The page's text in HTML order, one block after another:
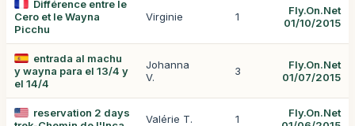
Différence entre le
Cero et le Wayna
Picchu
Virginie 1
Fly.On.Net
01/10/2015
entrada al machu
y wayna para el 13/4 y
el 14/4
Johanna
V.
3
Fly.On.Net
01/07/2015
reservation 2 days
Valérie T. 1
Fly.On.Net